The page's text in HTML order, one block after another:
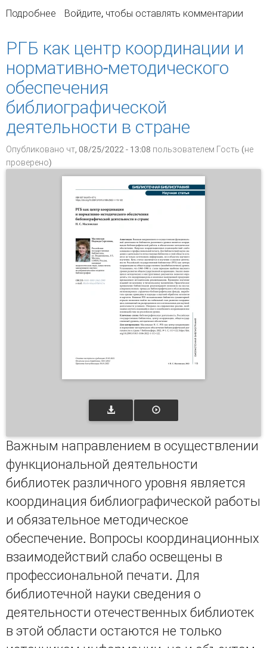
Подробнее о ЭФФЕКТИВНОСТЬ ИНФОРМАЦИОННЫХ
Войдите, чтобы оставлять комментарии
РГБ как центр координации и
нормативно-методического
обеспечения
библиографической
деятельности в стране
Опубликовано чт, 08/25/2022 - 13:08 пользователем Гость (не
проверено)
Важным направлением в осуществлении
функциональной деятельности
библиотек различного уровня является
координация библиографической работы
и обязательное методическое
обеспечение. Вопросы координационных
взаимодействий слабо освещены в
профессиональной печати. Для
библиотечной науки сведения о
деятельности отечественных библиотек
в этой области остаются не только